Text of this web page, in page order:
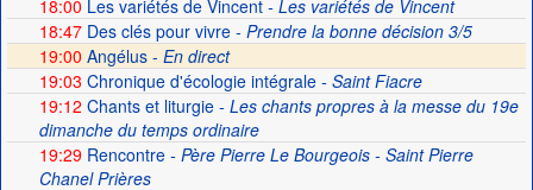
18:00 Les variétés de Vincent- Les variétés de Vincent
18:47Des clés pour vivre- Prendre la bonne décision 3/5
19:00 Angélus - En direct
19:03 Chronique d'écologie intégrale- Saint Fiacre
19:12 Chants et liturgie- Les chants propres à la messe du 19e
dimanche du temps ordinaire
19:29Rencontre- Père Pierre Le Bourgeois - Saint Pierre
Chanel Prières